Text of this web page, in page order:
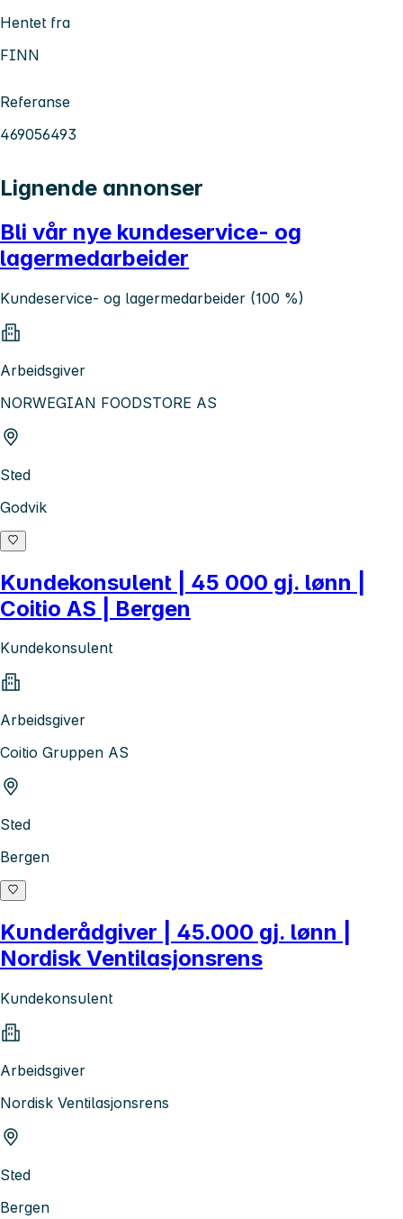
Hentet fra
FINN
Referanse
469056493
Lignende annonser
Bli vår nye kundeservice- og
lagermedarbeider
Kundeservice- og lagermedarbeider (100 %)
Arbeidsgiver
NORWEGIAN FOODSTORE AS
Sted
Godvik
Kundekonsulent | 45 000 gj. lønn |
Coitio AS | Bergen
Kundekonsulent
Arbeidsgiver
Coitio Gruppen AS
Sted
Bergen
Kunderådgiver | 45.000 gj. lønn |
Nordisk Ventilasjonsrens
Kundekonsulent
Arbeidsgiver
Nordisk Ventilasjonsrens
Sted
Bergen